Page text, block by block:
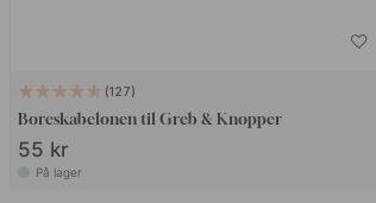
127
Boreskabelonen til Greb & Knopper
55 kr
På lager